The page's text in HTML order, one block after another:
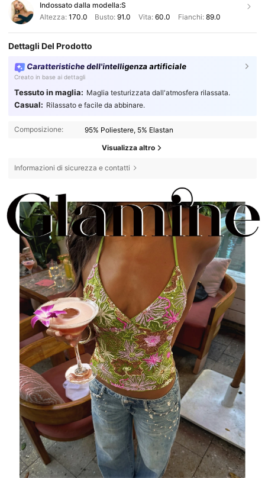
Indossato dalla modella:S
Altezza: 170.0 Busto:91.0 Vita: 60.0 Fianchi: 89.0
Dettagli Del Prodotto
Caratteristiche dell'intelligenza artificiale
Creato in base ai dettagli
Tessuto in maglia: Maglia testurizzata dall'atmosfera rilassata.
Casual: Rilassato e facile da abbinare.
Composizione: 95% Poliestere, 5% Elastan
Visualizza altro
Informazioni di sicurezza e contatti